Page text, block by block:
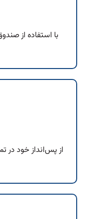
با استفاده از
از پس‌انداز خود در